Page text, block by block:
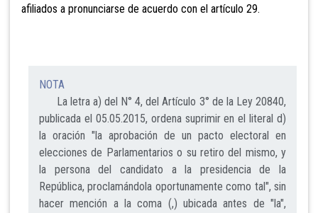
afiliados a pronunciarse de acuerdo con el artículo 29.
NOTA
La letra a) del N° 4, del Artículo 3° de la Ley 20840,
publicada el 05.05.2015, ordena suprimir en el literal d)
la oración "la aprobación de un pacto electoral en
elecciones de Parlamentarios o su retiro del mismo, y
la persona del candidato a la presidencia de la
República, proclamándola oportunamente como tal", sin
hacer mención a la coma (,) ubicada antes de "la",